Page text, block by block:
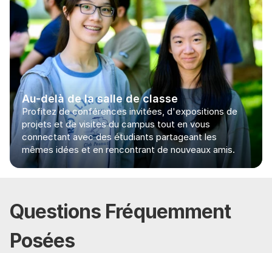
Au-delà de la salle de classe
Profitez de conférences invitées, d'expositions de
projets et de visites du campus tout en vous
connectant avec des étudiants partageant les
mêmes idées et en rencontrant de nouveaux amis.
Questions Fréquemment
Posées